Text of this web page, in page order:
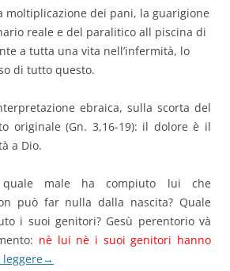
moltiplicazione dei pani, la guarigione
reale e del paralitico all piscina di
a tutta una vita nell’infermità, lo
di tutto questo.
ebraica, sulla scorta del
originale (Gn. 3,16-19): il dolore è il
a Dio.
quale male ha compiuto lui che
può far nulla dalla nascita? Quale
i suoi genitori? Gesù perentorio và
nè lui nè i suoi genitori hanno
→